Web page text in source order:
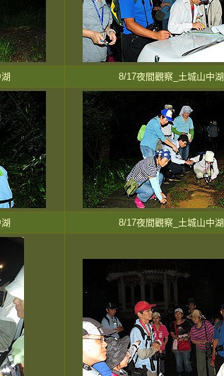
8/17夜間觀察_土城山中湖
8/17夜間觀察_土城山中湖